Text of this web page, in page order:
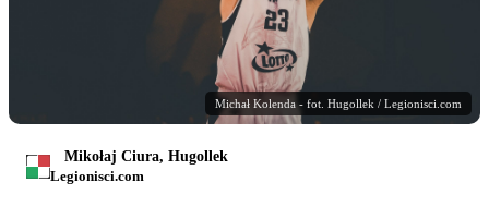
Michał Kolenda - fot. Hugollek / Legionisci.com
Mikołaj Ciura, Hugollek
Legionisci.com